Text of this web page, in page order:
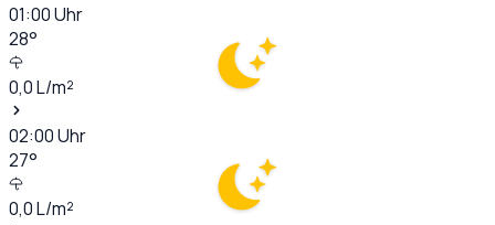
01:00Uhr
28°
0,0L/m²
02:00Uhr
27°
0,0L/m²